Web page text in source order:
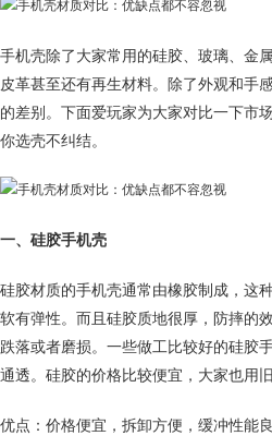
手机壳除了大家常用的硅胶、玻璃、金
皮革甚至还有再生材料。除了外观和手
的差别。下面爱玩家为大家对比一下市
你选壳不纠结。
一、硅胶手机壳
硅胶材质的手机壳通常由橡胶制成，这
软有弹性。而且硅胶质地很厚，防摔的
跌落或者磨损。一些做工比较好的硅胶
通透。硅胶的价格比较便宜，大家也用
优点：价格便宜，拆卸方便，缓冲性能